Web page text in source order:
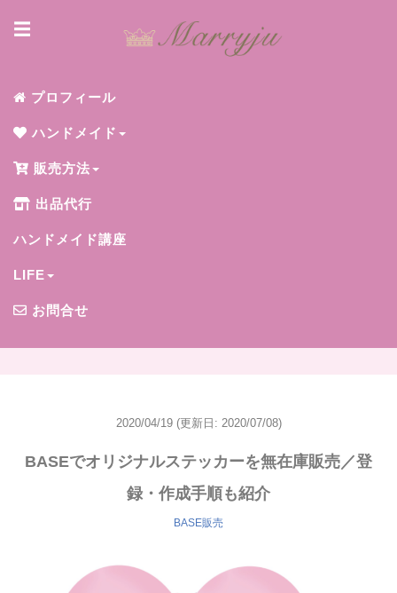
☰
プロフィール
ハンドメイド
販売方法
出品代行
ハンドメイド講座
LIFE
お問合せ
2020/04/19 (更新日: 2020/07/08)
BASEでオリジナルステッカーを無在庫販売／登
録・作成手順も紹介
BASE販売